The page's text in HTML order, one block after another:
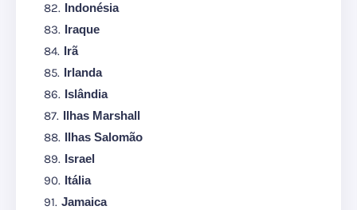
Indonésia
Iraque
Irã
Irlanda
Islândia
Ilhas Marshall
Ilhas Salomão
Israel
Itália
Jamaica